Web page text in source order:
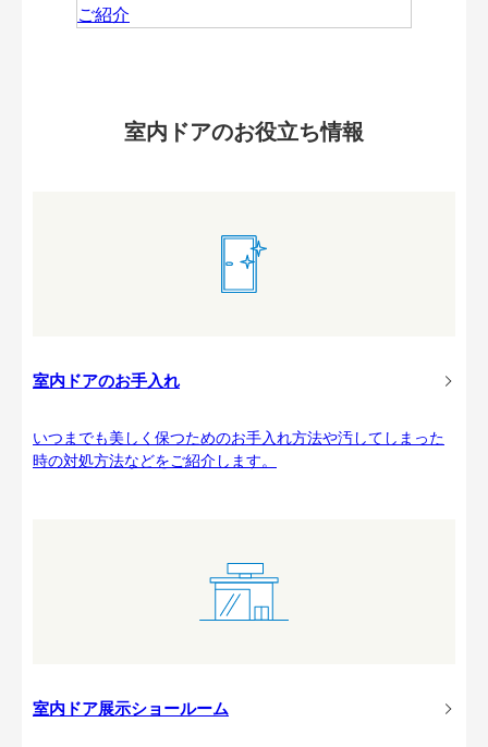
室内ドアのお役立ち情報
室内ドアのお手入れ
いつまでも美しく保つためのお手入れ方法や汚してしまった
時の対処方法などをご紹介します。
室内ドア展示ショールーム